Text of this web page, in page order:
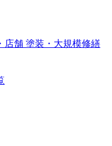
店舗 塗装・大規模修繕